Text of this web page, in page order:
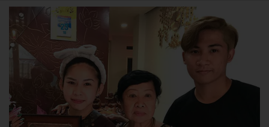
ngược nhận được những cơ may để từng bước thành danh với nghiệp ca
diễn”.